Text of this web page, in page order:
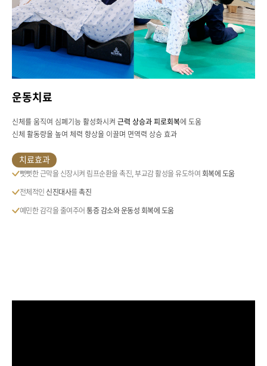
운동치료
신체를 움직여 심폐기능 활성화시켜 근력 상승과 피로회복에 도움
신체 활동량을 높여 체력 향상을 이끌며 면역력 상승 효과
치료효과
뻣뻣한 근막을 신장시켜 림프순환을 촉진, 부교감 활성을유도하여 회복에 도움
전체적인 신진대사를촉진
예민한 감각을 줄여주어통증 감소와 운동성 회복에 도움